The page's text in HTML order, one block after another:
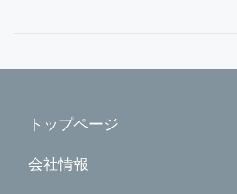
トップページ
会社情報